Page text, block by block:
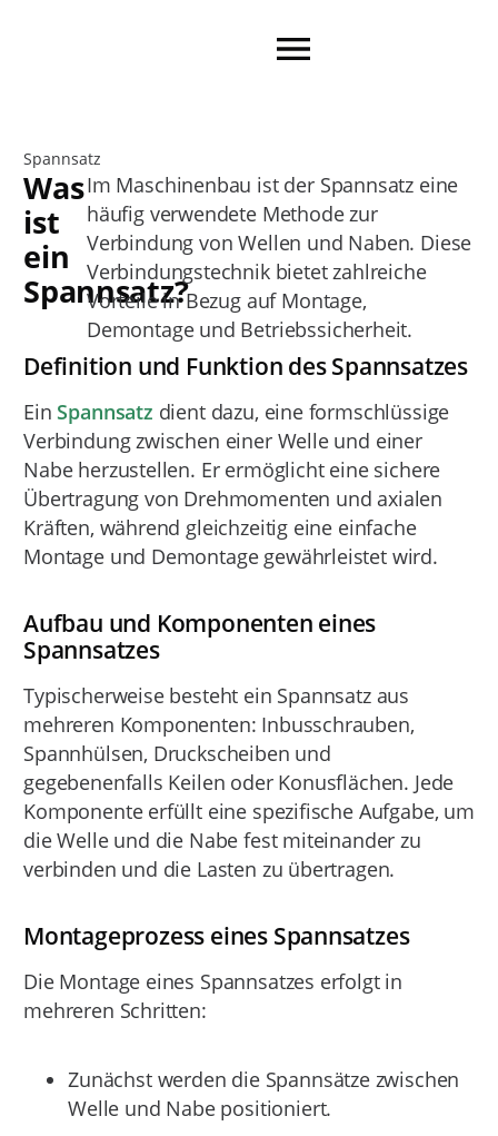
Spannsatz
Was
ist
ein
Spannsatz?
Im Maschinenbau ist der Spannsatz eine
häufig verwendete Methode zur
Verbindung von Wellen und Naben. Diese
Verbindungstechnik bietet zahlreiche
Vorteile in Bezug auf Montage,
Demontage und Betriebssicherheit.
Definition und Funktion des Spannsatzes
EinSpannsatz dient dazu, eine formschlüssige
Verbindung zwischen einer Welle und einer
Nabe herzustellen. Er ermöglicht eine sichere
Übertragung von Drehmomenten und axialen
Kräften, während gleichzeitig eine einfache
Montage und Demontage gewährleistet wird.
Aufbau und Komponenten eines
Spannsatzes
Typischerweise besteht ein Spannsatz aus
mehreren Komponenten: Inbusschrauben,
Spannhülsen, Druckscheiben und
gegebenenfalls Keilen oder Konusflächen. Jede
Komponente erfüllt eine spezifische Aufgabe, um
die Welle und die Nabe fest miteinander zu
verbinden und die Lasten zu übertragen.
Montageprozess eines Spannsatzes
Die Montage eines Spannsatzes erfolgt in
mehreren Schritten:
Zunächst werden die Spannsätze zwischen
Welle und Nabe positioniert.